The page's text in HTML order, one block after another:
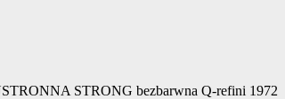
STRONG bezbarwna Q-refini 1972